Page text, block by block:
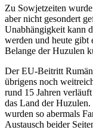
Zu Sowjetzeiten
aber nicht gesondert
Unabhängigkeit kann
werden und heute gibt
Belange der Huzulen
Der EU-Beitritt
übrigens noch
rund 15 Jahren
das Land der
wurden so abermals
Austausch beider